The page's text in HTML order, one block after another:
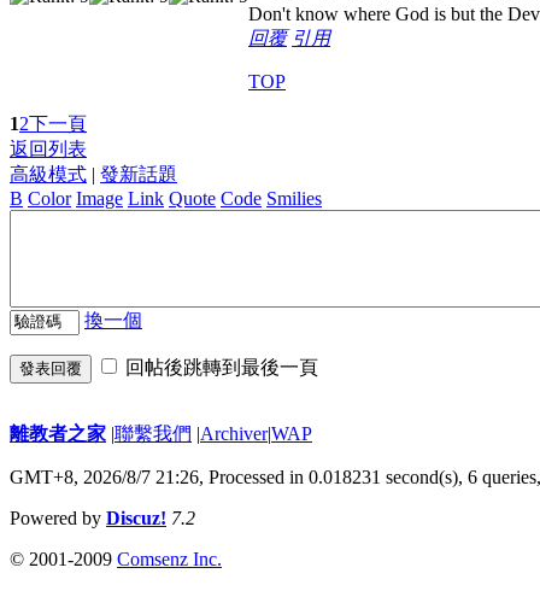
Don't know where God is but the
回覆 引用
TOP
12下一頁
返回列表
高級模式 | 發新話題
B Color Image Link Quote Code Smilies
換一個
發表回覆 回帖後跳轉到最後一頁
離教者之家 |聯繫我們 |Archiver|WAP
GMT+8, 2026/8/7 21:26, Processed in 0.018231 second(s), 6
Powered by Discuz! 7.2
© 2001-2009 Comsenz Inc.